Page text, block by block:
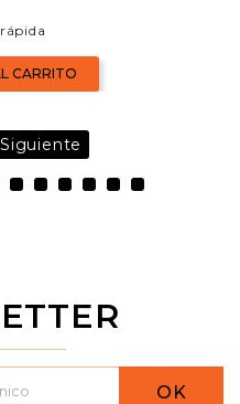
CARRITO
Siguiente
OK